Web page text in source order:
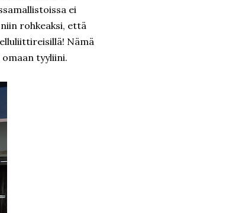
ei
rohkeaksi, että
Nämä
tyyliini.